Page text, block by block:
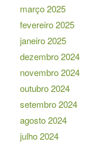
março 2025
fevereiro 2025
janeiro 2025
dezembro 2024
novembro 2024
outubro 2024
setembro 2024
agosto 2024
julho 2024